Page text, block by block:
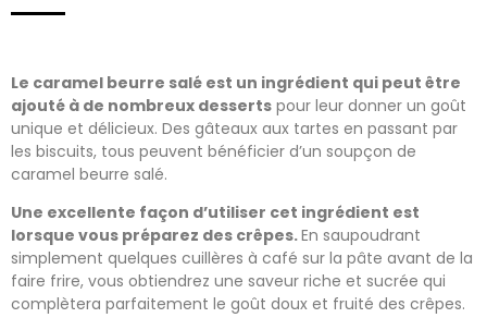
Le caramel beurre salé est un ingrédient qui peut être
ajouté à de nombreux desserts pour leur donner un goût
unique et délicieux. Des gâteaux aux tartes en passant par
les biscuits, tous peuvent bénéficier d’un soupçon de
caramel beurre salé.
Une excellente façon d’utiliser cet ingrédient est
lorsque vous préparez des crêpes.En saupoudrant
simplement quelques cuillères à café sur la pâte avant de la
faire frire, vous obtiendrez une saveur riche et sucrée qui
complètera parfaitement le goût doux et fruité des crêpes.